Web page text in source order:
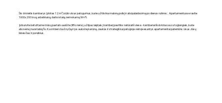
Šis dvivietis kambarys (plotas 12 m²) siūlo visus patogumus, kurie užtikrina malonų poilsį ir atsipalaidavimą po dienos rutinos. Apartamentuose rasite
1600x200 lovą, arbatinuką, darbo stalą, nemokamą Wi-Fi.
Įsikursite ketvirtame mūsų pastato aukšte (lifto nėra), užlipus laiptais į kambarį pasitiks natūrali šviesa - kambariai išsiskiria savo stoglangiais, kurie
atsiveria į nuostabią Šv. Kazimiero bažnyčią ir jos auksinę karūną. Jaukūs ir strategiškai patogioje vietoje esantys apartamentai patenkins visus Jūsų
lūkesčius ir poreikius.